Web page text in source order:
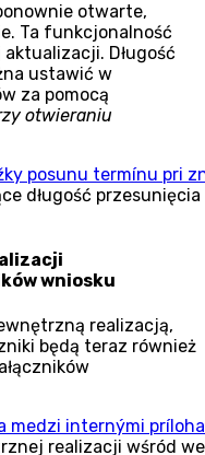
otwarte,
Ta funkcjonalność
Długość
ustawić w
za pomocą
otwieraniu
długość
wniosku
realizacją,
będą teraz również
realizacji wśród